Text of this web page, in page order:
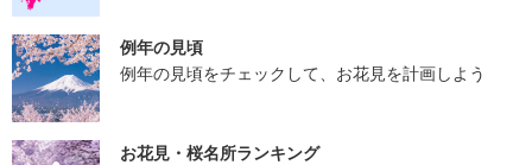
例年の見頃
例年の見頃をチェックして、お花見を計画しよう
お花見・桜名所ランキング